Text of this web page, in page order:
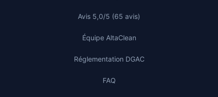
Avis 5,0/5 (65 avis)
Équipe AltaClean
Réglementation DGAC
FAQ